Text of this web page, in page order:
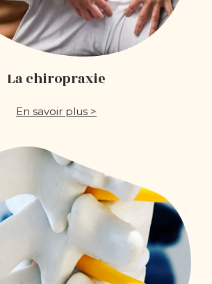
La chiropraxie
En savoir plus >